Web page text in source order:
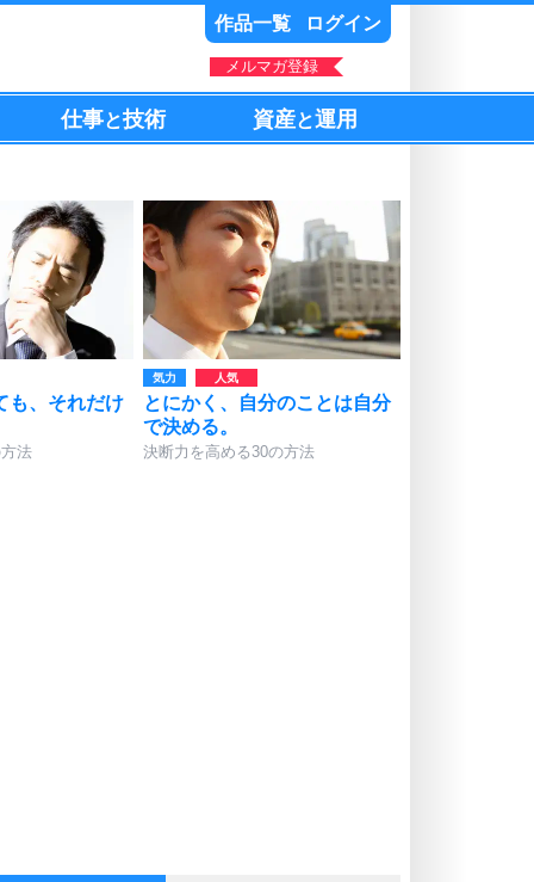
作品一覧 ログイン
メルマガ登録
仕事と技術 資産と運用
も、それだけ
法
気力
とにかく、自分のことは自分
で決める。
決断力を高める30の方法